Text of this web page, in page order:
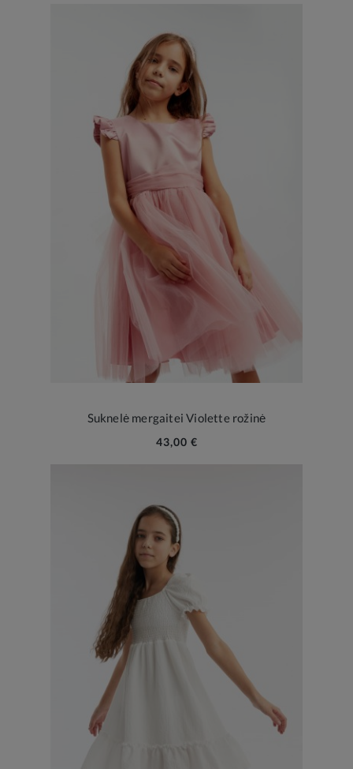
Suknelė mergaitei Violette rožinė
43,00 €